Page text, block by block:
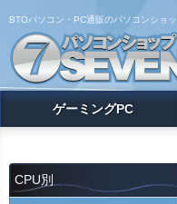
BTOパソコン・PC通販のパソコンショ
ゲーミングPC
CPU別